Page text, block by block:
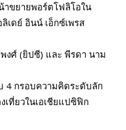
าขยายพอร์ตโฟลิโอใน
เดย์ อินน์ เอ็กซ์เพรส
งศ์ (ยิปซี) และ พีรดา นาม
4 กรอบความคิดระดับลัก
เที่ยวในเอเชียแปซิฟิก